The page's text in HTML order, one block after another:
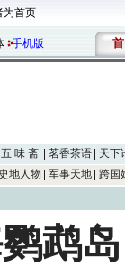
为首页
手机版 首
五 味 斋 茗香茶语
天下
史地人物
军事天地 跨国
鹉